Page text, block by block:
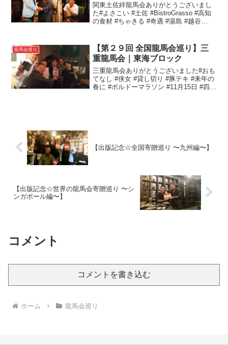
関東土佐絆龍馬会ありがとうございまし
た#よさこい #土佐 #BistroGrasso #高知
の食材 #ちゃきる #奇遇 #湯島 #越谷
龍馬会巡り
【第２９回 全国龍馬会巡り】三
重龍馬会｜東海ブロック
三重龍馬会ありがとうございました#おも
てなし #侠女 #貸し切り #豚テキ #来年の
春に #ボルドーマラソン #11月15日 #四日
【出版記念☆全国寄贈巡り 〜九州編〜】
【出版記念☆世界の龍馬会寄贈巡り 〜シ
ンガポール編〜】
コメント
コメントを書き込む
ホーム 龍馬会巡り